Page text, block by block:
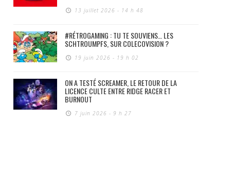
13 juillet 2026 - 14 h 48
#RÉTROGAMING : TU TE SOUVIENS… LES
SCHTROUMPFS, SUR COLECOVISION ?
19 juin 2026 - 19 h 02
ON A TESTÉ SCREAMER, LE RETOUR DE LA
LICENCE CULTE ENTRE RIDGE RACER ET
BURNOUT
7 juin 2026 - 9 h 27